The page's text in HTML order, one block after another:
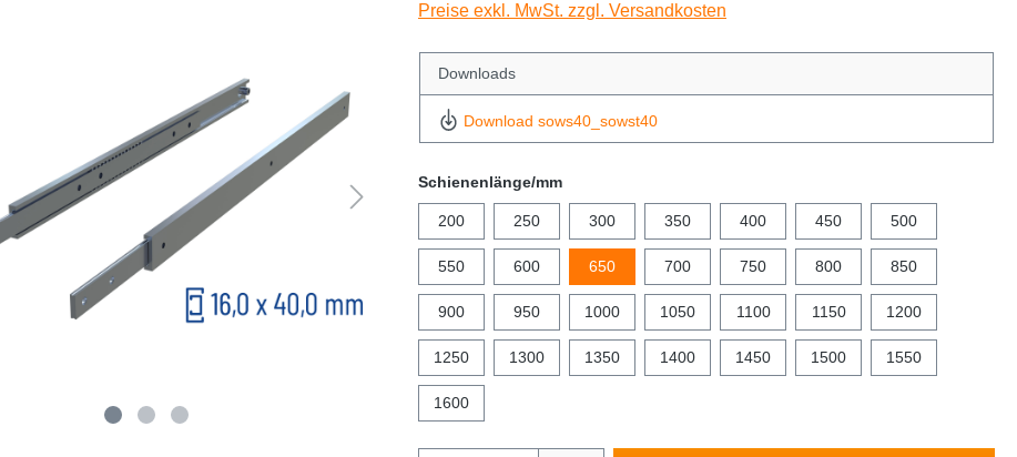
Preise exkl. MwSt. zzgl. Versandkosten
Downloads
Download sows40_sowst40
Schienenlänge/mm
200 250 300 350 400 450 500
550 600 650 700 750 800 850
900 950 1000 1050 1100 1150 1200
1250 1300 1350 1400 1450 1500 1550
1600